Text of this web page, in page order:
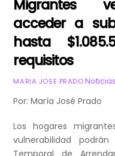
Migrantes
acceder a
hasta
requisitos
MARIA JOSE PRADO Noticias
Por: María José Prado
Los hogares
vulnerabilidad
Temporal de